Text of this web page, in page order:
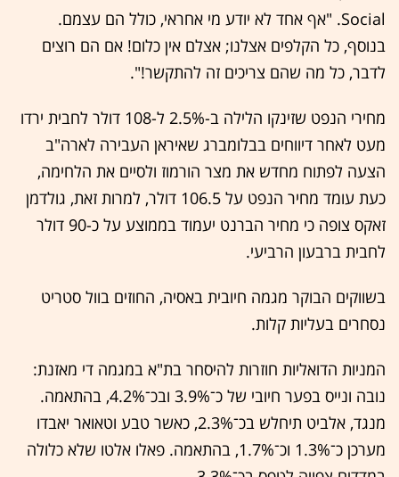
Social. "אף אחד לא יודע מי אחראי, כולל הם עצמם.
בנוסף, כל הקלפים אצלנו; אצלם אין כלום! אם הם רוצים
לדבר, כל מה שהם צריכים זה להתקשר!".
מחירי הנפט שזינקו הלילה ב-2.5% ל-108 דולר לחבית ירדו
מעט לאחר דיווחים בבלומברג שאיראן העבירה לארה"ב
הצעה לפתוח מחדש את מצר הורמוז ולסיים את הלחימה,
כעת עומד מחיר הנפט על 106.5 דולר, למרות זאת, גולדמן
זאקס צופה כי מחיר הברנט יעמוד בממוצע על כ-90 דולר
לחבית ברבעון הרביעי.
בשווקים הבוקר מגמה חיובית באסיה, החוזים בוול סטריט
נסחרים בעליות קלות.
המניות הדואליות חוזרות להיסחר בת"א במגמה די מאזנת:
נובה ונייס בפער חיובי של כ־3.9% ובכ־4.2%, בהתאמה.
מנגד, אלביט תיחלש בכ־2.3%, כאשר טבע וטאואר יאבדו
מערכן כ־1.3% וכ־1.7%, בהתאמה. פאלו אלטו שלא כלולה